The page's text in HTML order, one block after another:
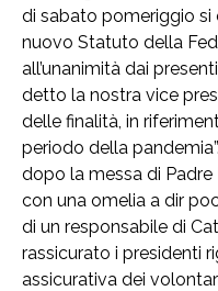
di sabato pomeriggio si
nuovo Statuto della
all’unanimità dai
detto la nostra vice
delle finalità, in
periodo della
dopo la messa di
con una omelia a dir
di un responsabile di
rassicurato i presidenti
assicurativa dei